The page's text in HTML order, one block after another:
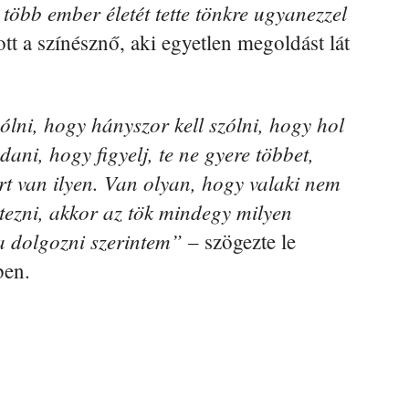
ember életét tette tönkre ugyanezzel
a színésznő, aki egyetlen megoldást lát
hogy hányszor kell szólni, hogy hol
hogy figyelj, te ne gyere többet,
van ilyen. Van olyan, hogy valaki nem
akkor az tök mindegy milyen
dolgozni szerintem” – szögezte le